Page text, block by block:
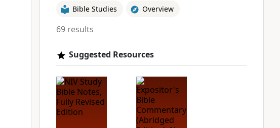
Bible Studies Overview
69 results
Suggested Resources